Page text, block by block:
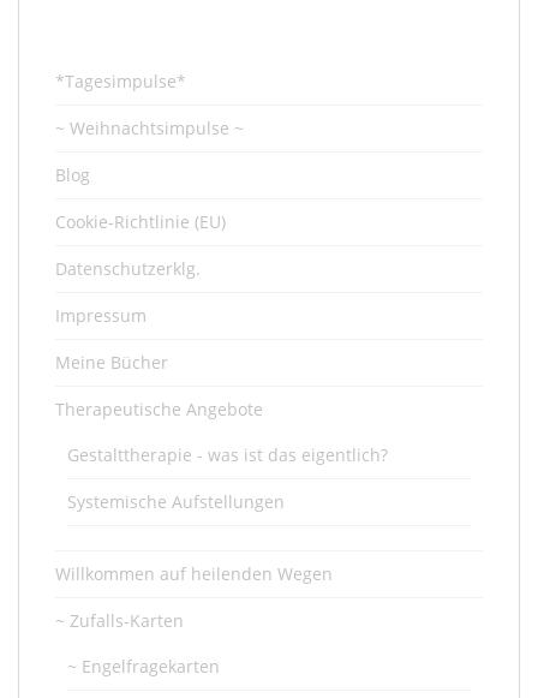
*Tagesimpulse*
~ Weihnachtsimpulse ~
Blog
Cookie-Richtlinie (EU)
Datenschutzerklg.
Impressum
Meine Bücher
Therapeutische Angebote
Gestalttherapie - was ist das eigentlich?
Systemische Aufstellungen
Willkommen auf heilenden Wegen
~ Zufalls-Karten
~ Engelfragekarten